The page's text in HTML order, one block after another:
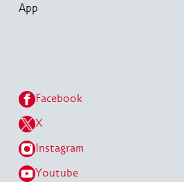
App
Facebook
X
Instagram
Youtube